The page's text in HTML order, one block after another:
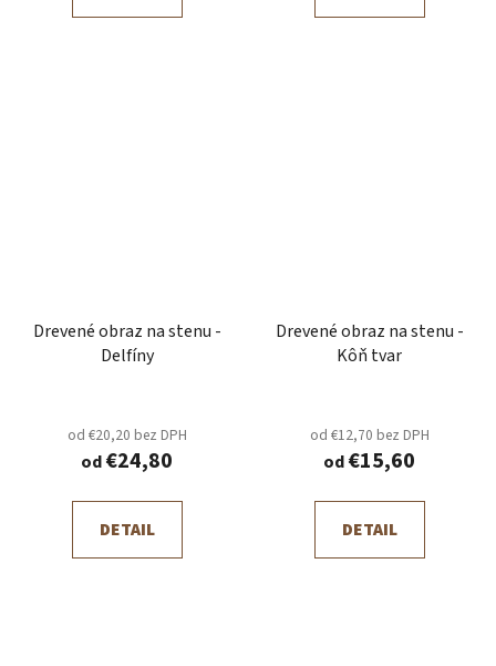
Drevené obraz na stenu -
Delfíny
od €20,20 bez DPH
od€24,80
DETAIL
Drevené obraz na stenu -
Kôň tvar
od €12,70 bez DPH
od€15,60
DETAIL